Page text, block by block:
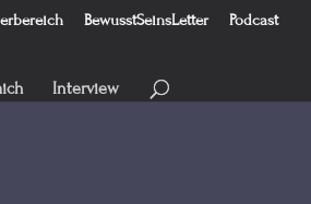
BewusstSeinsLetter Podcast
Interview